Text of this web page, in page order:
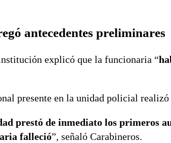
antecedentes preliminares
explicó que la funcionaria “
presente en la unidad policial
prestó de inmediato los primeros
falleció”, señaló Carabineros.